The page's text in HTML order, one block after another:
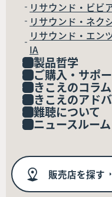
リサウンド・ビビ
リサウンド・ネク
リサウンド・エン
IA
製品哲学
ご購入・サポ
きこえのコラム
きこえのアド
難聴について
ニュースルーム
販売店を探す